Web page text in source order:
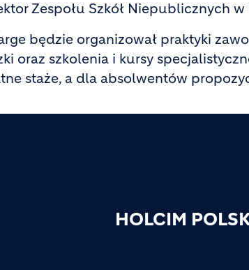
Zespołu Szkół Niepublicznych
będzie organizował praktyki
oraz szkolenia i kursy
staże, a dla absolwentów
HOLCIM